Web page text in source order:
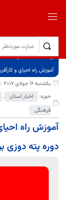
برگ نخست
نوشته‌ها
آموزش راه احیای و
یکشنبه 16 جولای 2017
حوزه:
اخبار استان ,
فرهنگی
آموزش راه
دوره پته دوزی